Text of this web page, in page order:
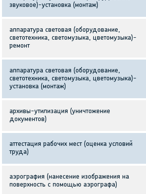
звуковое)-установка (монтаж)
аппаратура световая (оборудование,
светотехника, светомузыка, цветомузыка)-
ремонт
аппаратура световая (оборудование,
светотехника, светомузыка, цветомузыка)-
установка (монтаж)
архивы-утилизация (уничтожение
документов)
аттестация рабочих мест (оценка условий
труда)
аэрография (нанесение изображения на
поверхность с помощью аэрографа)